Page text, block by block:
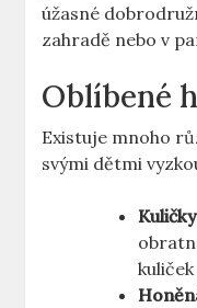
úžasné
zahradě nebo v
Oblíbené
Existuje mnoho
svými dětmi